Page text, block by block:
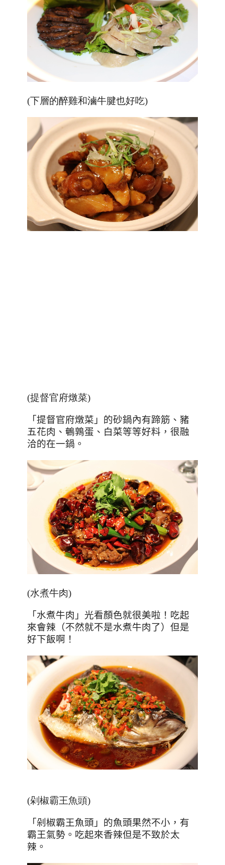
(下層的醉雞和滷牛腱也好吃)
(提督官府燉菜)
「提督官府燉菜」的砂鍋內有蹄筋、豬
五花肉、鵪鶉蛋、白菜等等好料，很融
洽的在一鍋。
(水煮牛肉)
「水煮牛肉」光看顏色就很美啦！吃起
來會辣（不然就不是水煮牛肉了）但是
好下飯啊！
(剁椒霸王魚頭)
「剁椒霸王魚頭」的魚頭果然不小，有
霸王氣勢。吃起來香辣但是不致於太
辣。